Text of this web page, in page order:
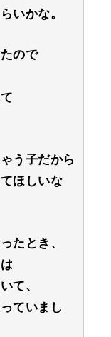
いかな。
ので
う子だから
ほしいな
たとき、
て、
ていまし